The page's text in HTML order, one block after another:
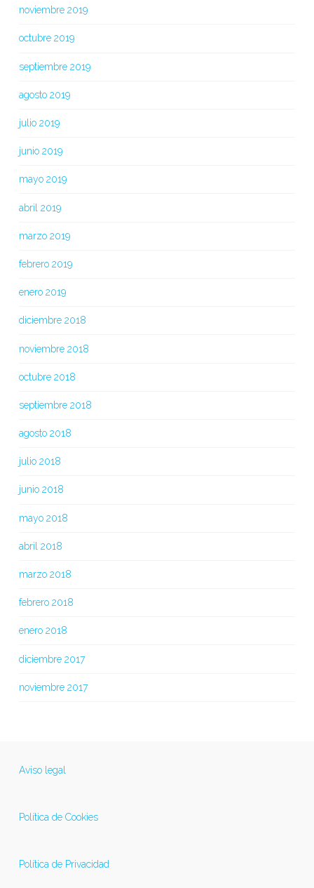
noviembre 2019
octubre 2019
septiembre 2019
agosto 2019
julio 2019
junio 2019
mayo 2019
abril 2019
marzo 2019
febrero 2019
enero 2019
diciembre 2018
noviembre 2018
octubre 2018
septiembre 2018
agosto 2018
julio 2018
junio 2018
mayo 2018
abril 2018
marzo 2018
febrero 2018
enero 2018
diciembre 2017
noviembre 2017
Aviso legal
Política de Cookies
Política de Privacidad